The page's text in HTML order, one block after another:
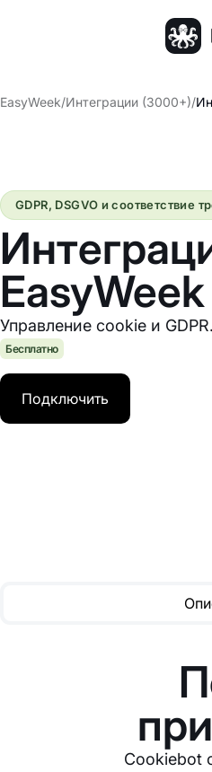
EasyWeek/Интеграции (3000+)/
EasyWeek
Управление cookie и GDPR.
GDPR, DSGVO и соответствие
Бесплатно
Подключить
Cookiebot